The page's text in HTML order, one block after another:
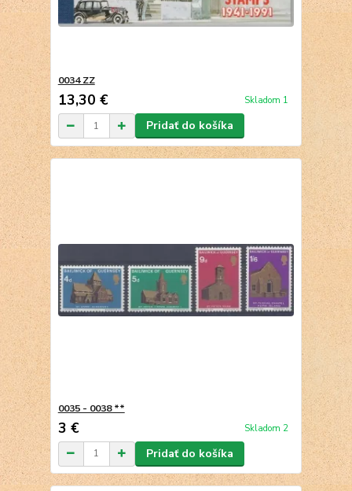
0034 ZZ
13,30 € Skladom 1
Pridať do košíka
0035 - 0038 **
3 € Skladom 2
Pridať do košíka